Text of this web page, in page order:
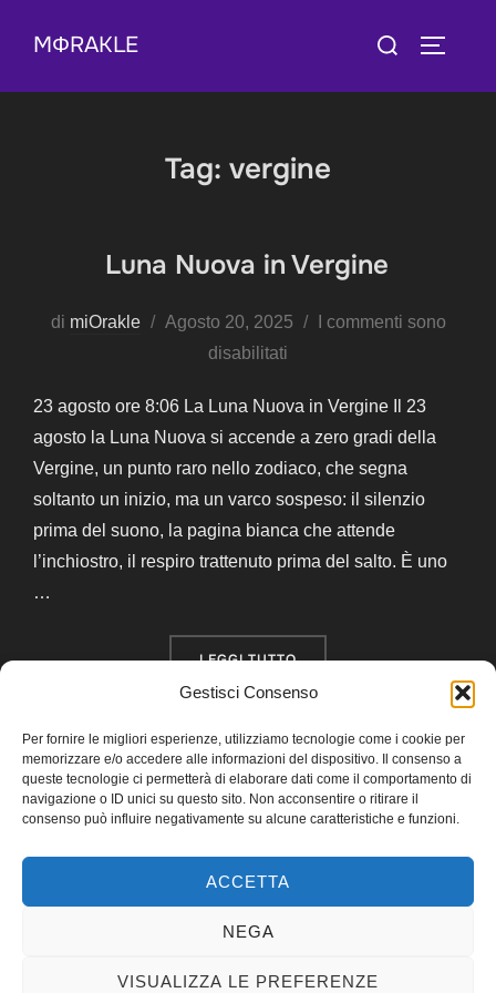
Gestisci Consenso
Per fornire le migliori esperienze, utilizziamo tecnologie come i cookie per
memorizzare e/o accedere alle informazioni del dispositivo. Il consenso a
queste tecnologie ci permetterà di elaborare dati come il comportamento di
navigazione o ID unici su questo sito. Non acconsentire o ritirare il
consenso può influire negativamente su alcune caratteristiche e funzioni.
ACCETTA
NEGA
VISUALIZZA LE PREFERENZE
MΦRAKLE
Cerca
Tag: vergine
Luna Nuova in Vergine
di miOrakle
Pubblicato
Agosto 20, 2025
I commenti sono
disabilitati
23 agosto ore 8:06 La Luna Nuova in Vergine Il 23
agosto la Luna Nuova si accende a zero gradi della
Vergine, un punto raro nello zodiaco, che segna
soltanto un inizio, ma un varco sospeso: il silenzio
prima del suono, la pagina bianca che attende
l’inchiostro, il respiro trattenuto prima del salto. È uno
…
LEGGI TUTTO“LUNA NUOVA IN VERGINE”
Instagram
Telegram
Email
Copyright © 2026 miOrakle